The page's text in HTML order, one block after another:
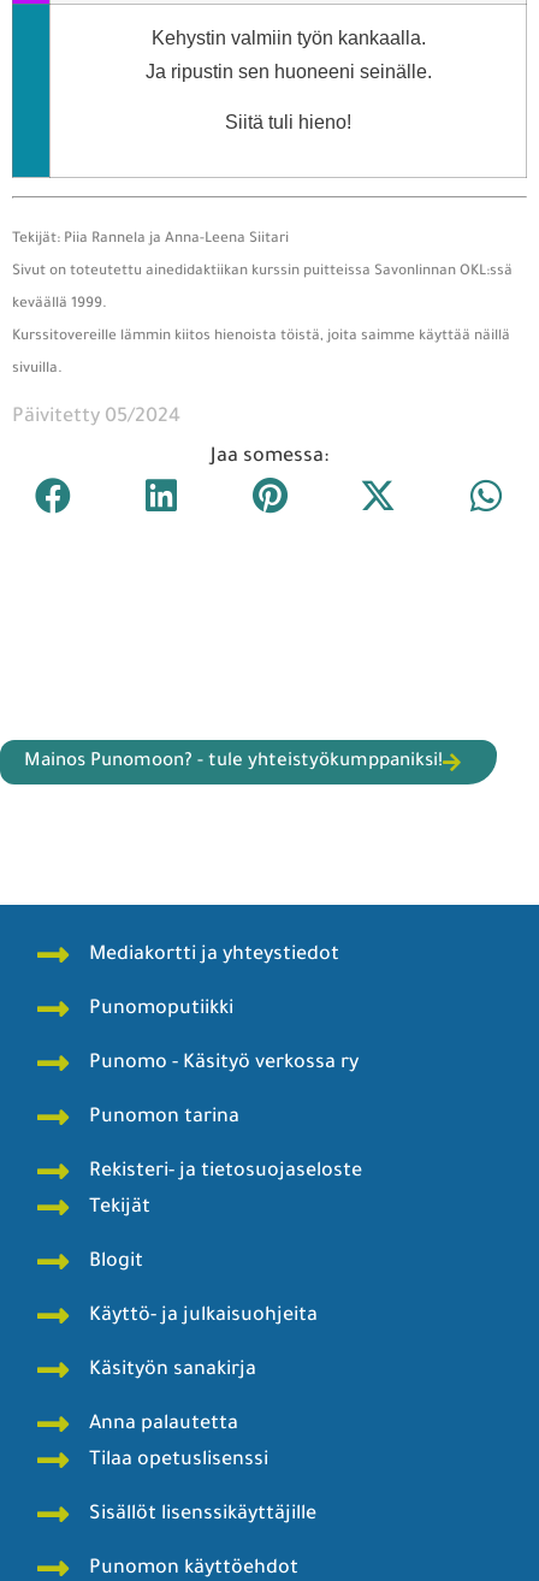
Kehystin valmiin työn kankaalla.
Ja ripustin sen huoneeni seinälle.
Siitä tuli hieno!
Tekijät: Piia Rannela ja Anna-Leena Siitari
Sivut on toteutettu ainedidaktiikan kurssin puitteissa Savonlinnan OKL:ssä
keväällä 1999.
Kurssitovereille lämmin kiitos hienoista töistä, joita saimme käyttää näillä
sivuilla.
Päivitetty 05/2024
Jaa somessa:
Mainos Punomoon? - tule yhteistyökumppaniksi!
Mediakortti ja yhteystiedot
Punomoputiikki
Punomo - Käsityö verkossa ry
Punomon tarina
Rekisteri- ja tietosuojaseloste
Tekijät
Blogit
Käyttö- ja julkaisuohjeita
Käsityön sanakirja
Anna palautetta
Tilaa opetuslisenssi
Sisällöt lisenssikäyttäjille
Punomon käyttöehdot